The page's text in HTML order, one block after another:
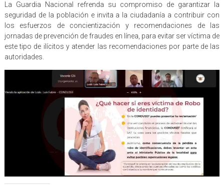
La Guardia Nacional refrenda su compromiso de garantizar la
seguridad de la población e invita a la ciudadanía a contribuir con
los esfuerzos de concientización y recomendaciones de las
jornadas de prevención de fraudes en línea, para evitar ser víctima de
este tipo de ilícitos y atender las recomendaciones por parte de las
autoridades.